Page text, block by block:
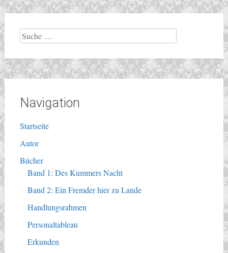
Suche
nach:
Navigation
Startseite
Autor
Bücher
Band 1: Des Kummers Nacht
Band 2: Ein Fremder hier zu Lande
Handlungsrahmen
Personaltableau
Erkunden